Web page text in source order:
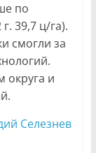
по
39,7 ц/га).
смогли за
округа и
Селезнев